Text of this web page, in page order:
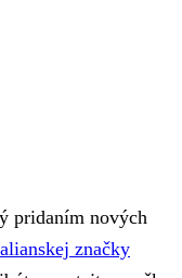
pridaním nových
značky